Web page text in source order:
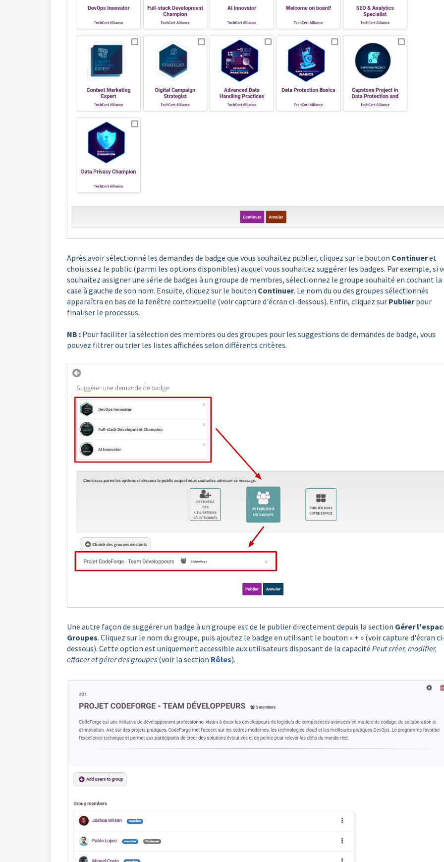
Après avoir sélectionné les demandes de badge que vous souhaitez publier, cliquez sur le bouton Continueret
choisissez le public (parmi les options disponibles) auquel vous souhaitez suggérer les badges. Par exemple, si
souhaitez assigner une série de badges à un groupe de membres, sélectionnez le groupe souhaité en cochant la
case à gauche de son nom. Ensuite, cliquez sur le bouton Continuer. Le nom du ou des groupes sélectionnés
apparaîtra en bas de la fenêtre contextuelle (voir capture d'écran ci-dessous). Enfin, cliquez sur Publierpour
finaliser le processus.
NB : Pour faciliter la sélection des membres ou des groupes pour les suggestions de demandes de badge, vous
pouvez filtrer ou trier les listes affichées selon différents critères.
Une autre façon de suggérer un badge à un groupe est de le publier directement depuis la section Gérer
Groupes. Cliquez sur le nom du groupe, puis ajoutez le badge en utilisant le bouton « + » (voir capture d'écran
dessous). Cette option est uniquement accessible aux utilisateurs disposant de la capacité Peut créer, modifier,
effacer et gérer des groupes (voir la section Rôles).